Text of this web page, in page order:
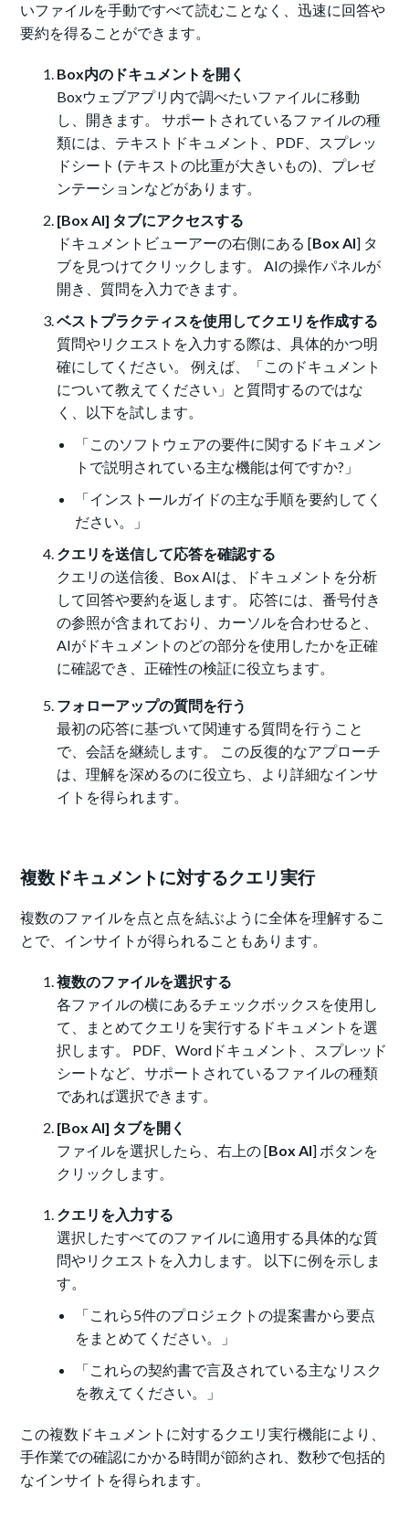
いファイルを手動ですべて読むことなく、迅速に回答や
要約を得ることができます。
Box内のドキュメントを開く
Boxウェブアプリ内で調べたいファイルに移動
し、開きます。 サポートされているファイルの種
類には、テキストドキュメント、PDF、スプレッ
ドシート (テキストの比重が大きいもの)、プレゼ
ンテーションなどがあります。
[Box AI] タブにアクセスする
ドキュメントビューアーの右側にある [Box AI] タ
ブを見つけてクリックします。 AIの操作パネルが
開き、質問を入力できます。
ベストプラクティスを使用してクエリを作成する
質問やリクエストを入力する際は、具体的かつ明
確にしてください。 例えば、「このドキュメント
について教えてください」と質問するのではな
く、以下を試します。
「このソフトウェアの要件に関するドキュメン
トで説明されている主な機能は何ですか?」
「インストールガイドの主な手順を要約してく
ださい。」
クエリを送信して応答を確認する
クエリの送信後、Box AIは、ドキュメントを分析
して回答や要約を返します。 応答には、番号付き
の参照が含まれており、カーソルを合わせると、
AIがドキュメントのどの部分を使用したかを正確
に確認でき、正確性の検証に役立ちます。
フォローアップの質問を行う
最初の応答に基づいて関連する質問を行うこと
で、会話を継続します。 この反復的なアプローチ
は、理解を深めるのに役立ち、より詳細なインサ
イトを得られます。
複数ドキュメントに対するクエリ実行
複数のファイルを点と点を結ぶように全体を理解するこ
とで、インサイトが得られることもあります。
複数のファイルを選択する
各ファイルの横にあるチェックボックスを使用し
て、まとめてクエリを実行するドキュメントを選
択します。 PDF、Wordドキュメント、スプレッド
シートなど、サポートされているファイルの種類
であれば選択できます。
[Box AI] タブを開く
ファイルを選択したら、右上の [Box AI] ボタンを
クリックします。
クエリを入力する
選択したすべてのファイルに適用する具体的な質
問やリクエストを入力します。 以下に例を示しま
す。
「これら5件のプロジェクトの提案書から要点
をまとめてください。」
「これらの契約書で言及されている主なリスク
を教えてください。」
この複数ドキュメントに対するクエリ実行機能により、
手作業での確認にかかる時間が節約され、数秒で包括的
なインサイトを得られます。